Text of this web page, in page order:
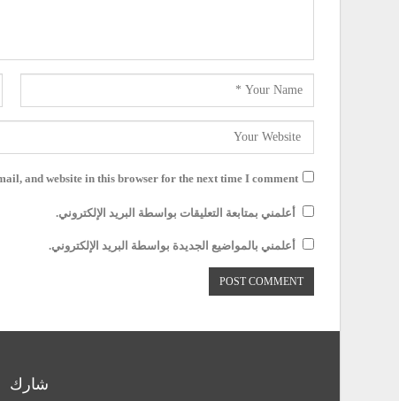
and website in this browser for the next time I comment.
أعلمني بمتابعة التعليقات بواسطة البريد الإلكتروني.
أعلمني بالمواضيع الجديدة بواسطة البريد الإلكتروني.
شارك